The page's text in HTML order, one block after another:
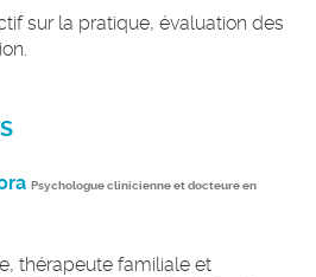
sur la pratique, évaluation des
Psychologue clinicienne et docteure en
thérapeute familiale et